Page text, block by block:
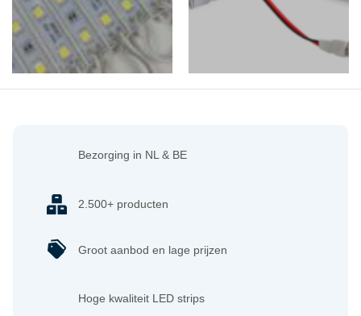
Bezorging in NL & BE
2.500+ producten
Groot aanbod en lage prijzen
Hoge kwaliteit LED strips